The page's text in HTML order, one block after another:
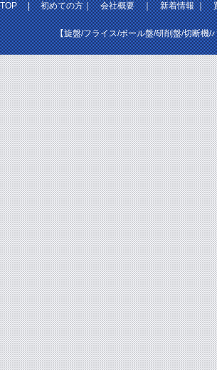
TOP|初めての方｜会社概要｜新着情報｜
【旋盤/フライス/ボール盤/研削盤/切断機/